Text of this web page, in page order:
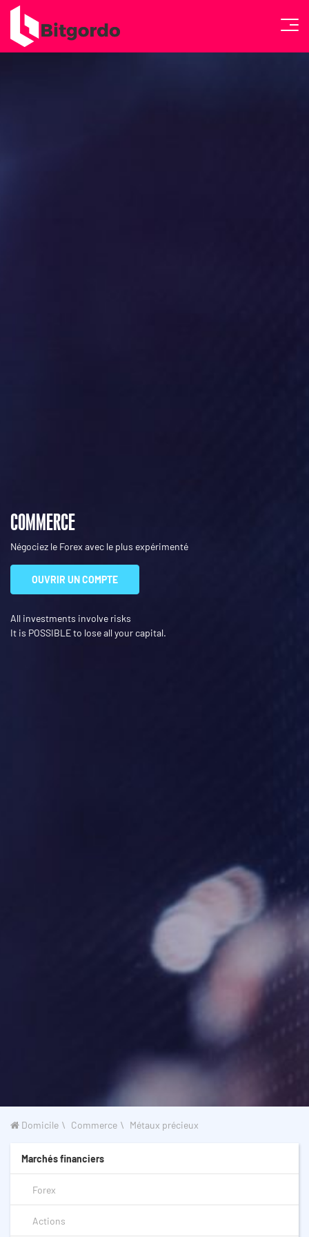
COMMERCE
Négociez le Forex avec le plus expérimenté
OUVRIR UN COMPTE
All investments involve risks
It is POSSIBLE to lose all your capital.
Domicile Commerce Métaux précieux
Marchés financiers
Forex
Actions